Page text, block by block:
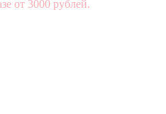
от 3000 рублей.